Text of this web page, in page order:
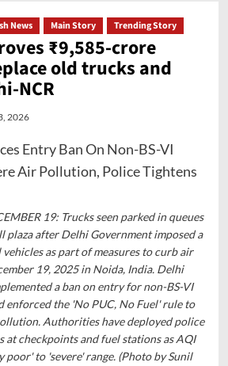
News Main Story Trending Story
₹9,585-crore
old trucks and
NCR
2026
19: Trucks seen parked in queues
after Delhi Government imposed a
as part of measures to curb air
19, 2025 in Noida, India. Delhi
a ban on entry for non-BS-VI
enforced the 'No PUC, No Fuel' rule to
Authorities have deployed police
at checkpoints and fuel stations as AQI
poor' to 'severe' range. (Photo by Sunil